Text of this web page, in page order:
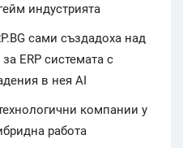
индустрията
сами създадоха над
ERP системата с
в нея AI
компании у
работа